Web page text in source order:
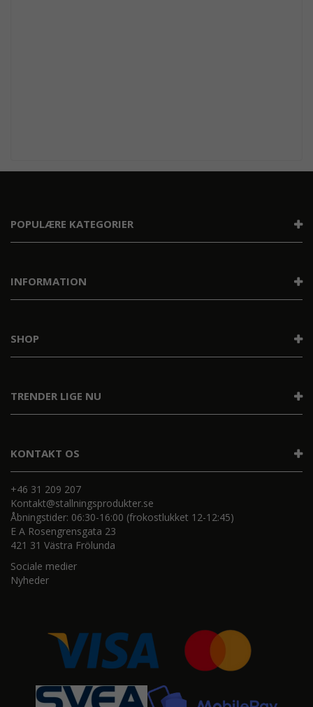
KONTAKT OS
+46 31 209 207
Kontakt@stallningsprodukter.se
Åbningstider: 06:30-16:00 (frokostlukket 12-12:45)
E A Rosengrensgata 23
421 31 Västra Frölunda
Sociale medier
Nyheder
POPULÆRE KATEGORIER
INFORMATION
TRENDER LIGE NU
SHOP